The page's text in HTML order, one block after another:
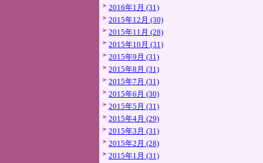
2016年1月 (31)
2015年12月 (30)
2015年11月 (28)
2015年10月 (31)
2015年9月 (31)
2015年8月 (31)
2015年7月 (31)
2015年6月 (30)
2015年5月 (31)
2015年4月 (29)
2015年3月 (31)
2015年2月 (28)
2015年1月 (31)